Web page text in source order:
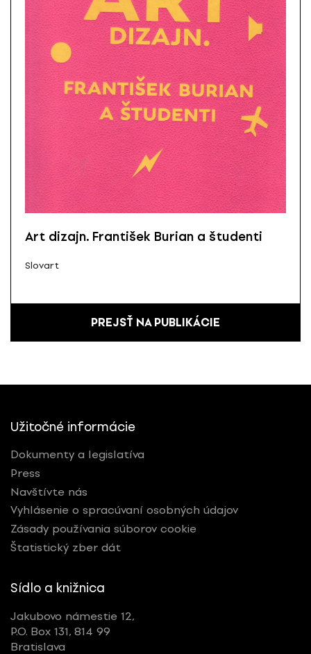
Art dizajn. František Burian a študenti
Slovart
PREJSŤ NA PUBLIKÁCIE
Užitočné informácie
Dokumenty a legislatíva
Press
Navštívte nás
Vyhlásenie o spracúvaní osobných údajov
Zásady používania súborov cookie
Štatistický zber dát
Sídlo a knižnica
Jakubovo námestie 12,
P.O. Box 131, 814 99
Bratislava